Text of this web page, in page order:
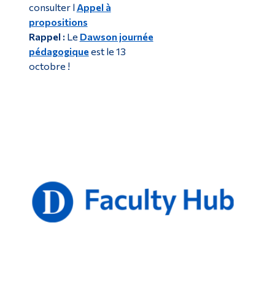
consulter l Appel à
propositions
Rappel : Le Dawson journée
pédagogiqueest le 13
octobre !